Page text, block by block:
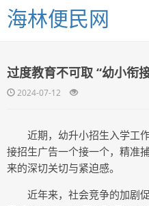
海林便民网
过度教育不可取 “幼小衔
2024-07-12
近期，幼升小招生入学工
接招生广告一个接一个，精准
来的深切关切与紧迫感。
近年来，社会竞争的加剧